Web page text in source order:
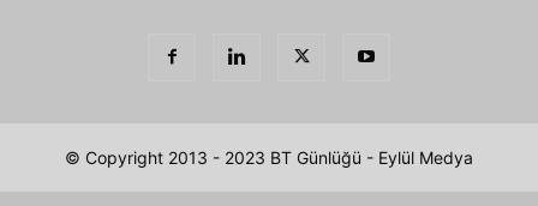
© Copyright 2013 - 2023 BT Günlüğü - Eylül Medya